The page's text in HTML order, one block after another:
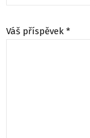
Váš příspěvek *